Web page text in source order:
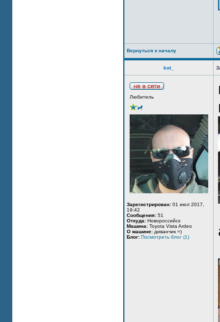
Вернуться к началу
kot_
Любитель
Зарегистрирован: 01 июл 2017,
19:42
Сообщения: 51
Откуда: Новороссийск
Машина: Toyota Vista Ardeo
О машине: диванчик =)
Блог: Посмотреть блог (1)